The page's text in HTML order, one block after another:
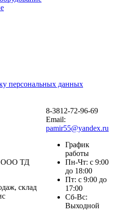
персональных данных
ООО ТД
склад
8-3812-72-96-69
Email:
pamir55@yandex.ru
График
работы
Пн-Чт: с 9:00
до 18:00
Пт: с 9:00 до
17:00
Сб-Вс:
Выходной